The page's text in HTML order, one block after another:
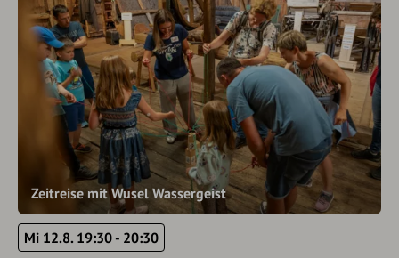
Zeitreise mit Wusel Wassergeist
Mi 12.8. 19:30 - 20:30